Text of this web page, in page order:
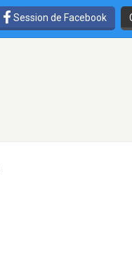
Session de Facebook